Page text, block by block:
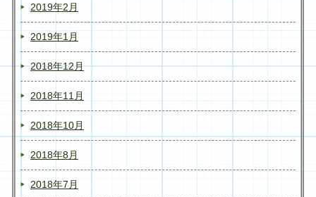
2019年2月
2019年1月
2018年12月
2018年11月
2018年10月
2018年8月
2018年7月